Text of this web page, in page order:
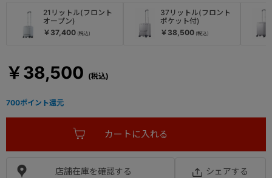
￥38,500
21リットル(フロント
オープン)
￥37,400
37リットル(フロント
ポケット付)
￥38,500
店舗在庫を確認する シェアする
700ポイント還元